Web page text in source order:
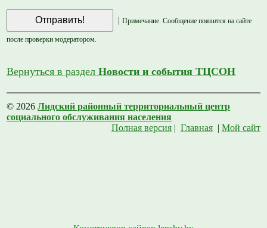
| Примечание. Сообщение появится на сайте
после проверки модератором.
Вернуться в разделНовости и события ТЦСОН
© 2026Лидский районный территориальный центр
социального обслуживания населения
Полная версия| Главная| Мой сайт